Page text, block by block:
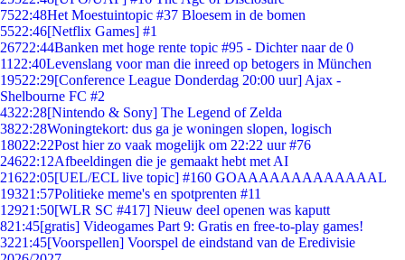
7522:48Het Moestuintopic #37 Bloesem in de bomen
5522:46[Netflix Games] #1
26722:44Banken met hoge rente topic #95 - Dichter naar de 0
11 22:40Levenslang voor man die inreed op betogers in München
19522:29[Conference League Donderdag 20:00 uur] Ajax -
Shelbourne FC #2
4322:28[Nintendo & Sony] The Legend of Zelda
3822:28Woningtekort: dus ga je woningen slopen, logisch
18022:22Post hier zo vaak mogelijk om 22:22 uur #76
24622:12Afbeeldingen die je gemaakt hebt met AI
21622:05[UEL/ECL live topic] #160 GOAAAAAAAAAAAAAL
19321:57Politieke meme's en spotprenten #11
12921:50[WLR SC #417] Nieuw deel openen was kaputt
821:45[gratis] Videogames Part 9: Gratis en free-to-play games!
3221:45[Voorspellen] Voorspel de eindstand van de Eredivisie